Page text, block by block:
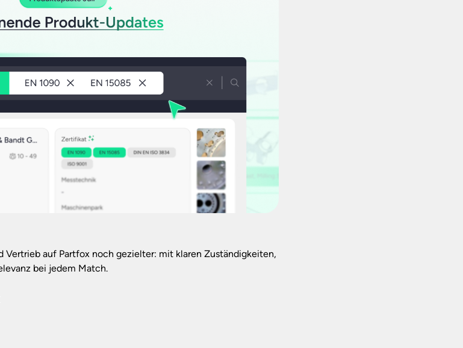
Vertrieb auf Partfox noch gezielter: mit klaren Zuständigkeiten,
bei jedem Match.